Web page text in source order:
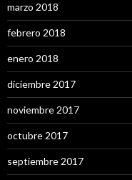
marzo 2018
febrero 2018
enero 2018
diciembre 2017
noviembre 2017
octubre 2017
septiembre 2017